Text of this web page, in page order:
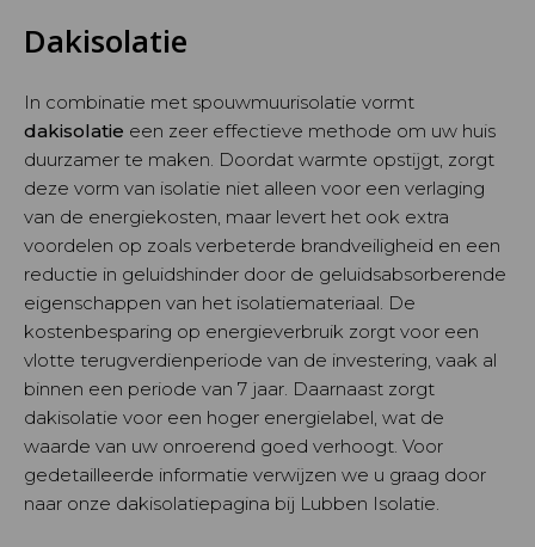
Dakisolatie
In combinatie met spouwmuurisolatie vormt
dakisolatie een zeer effectieve methode om uw huis
duurzamer te maken. Doordat warmte opstijgt, zorgt
deze vorm van isolatie niet alleen voor een verlaging
van de energiekosten, maar levert het ook extra
voordelen op zoals verbeterde brandveiligheid en een
reductie in geluidshinder door de geluidsabsorberende
eigenschappen van het isolatiemateriaal. De
kostenbesparing op energieverbruik zorgt voor een
vlotte terugverdienperiode van de investering, vaak al
binnen een periode van 7 jaar. Daarnaast zorgt
dakisolatie voor een hoger energielabel, wat de
waarde van uw onroerend goed verhoogt. Voor
gedetailleerde informatie verwijzen we u graag door
naar onze dakisolatiepagina bij Lubben Isolatie.